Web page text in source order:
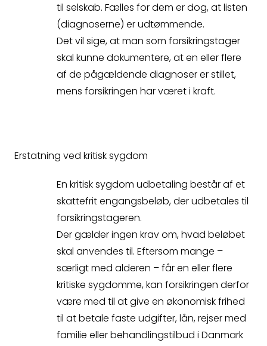
til selskab. Fælles for dem er dog, at listen
(diagnoserne) er udtømmende.
Det vil sige, at man som forsikringstager
skal kunne dokumentere, at en eller flere
af de pågældende diagnoser er stillet,
mens forsikringen har været i kraft.
Erstatning ved kritisk sygdom
En kritisk sygdom udbetaling består af et
skattefrit engangsbeløb, der udbetales til
forsikringstageren.
Der gælder ingen krav om, hvad beløbet
skal anvendes til. Eftersom mange –
særligt med alderen – får en eller flere
kritiske sygdomme, kan forsikringen derfor
være med til at give en økonomisk frihed
til at betale faste udgifter, lån, rejser med
familie eller behandlingstilbud i Danmark